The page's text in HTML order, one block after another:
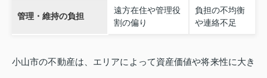
管理・維持の負担
遠方在住や管理役
割の偏り
負担の不均衡
や連絡不足
小山市の不動産は、エリアによって資産価値や将来性に大き